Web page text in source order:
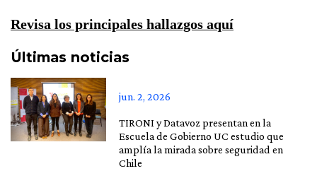
Revisa los principales hallazgos aquí
Últimas noticias
jun. 2, 2026
TIRONI y Datavoz presentan en la
Escuela de Gobierno UC estudio que
amplía la mirada sobre seguridad en
Chile